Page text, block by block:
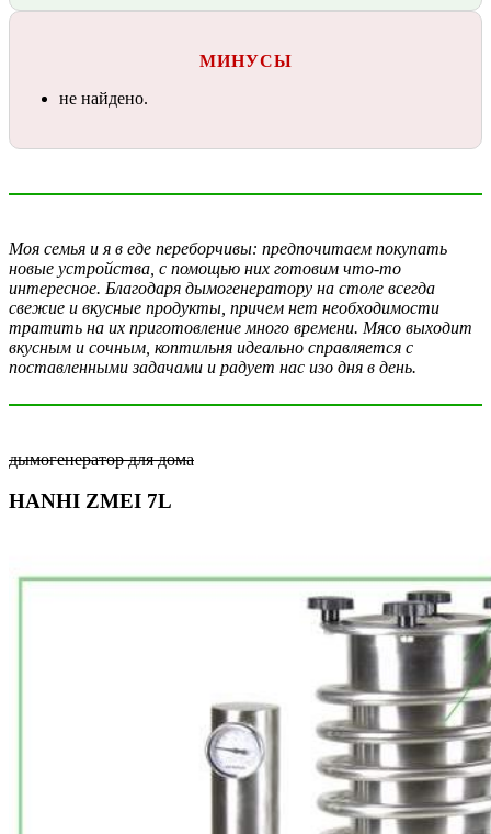
МИНУСЫ
не найдено.
Моя семья и я в еде переборчивы: предпочитаем покупать
новые устройства, с помощью них готовим что-то
интересное. Благодаря дымогенератору на столе всегда
свежие и вкусные продукты, причем нет необходимости
тратить на их приготовление много времени. Мясо выходит
вкусным и сочным, коптильня идеально справляется с
поставленными задачами и радует нас изо дня в день.
дымогенератор для дома
HANHI ZMEI 7L